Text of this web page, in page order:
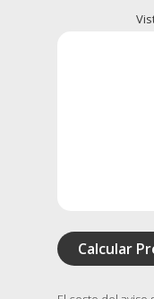
Calcular